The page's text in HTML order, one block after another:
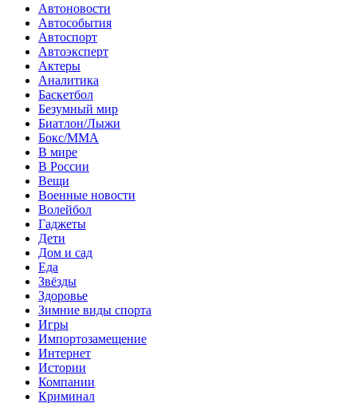
Автоновости
Автособытия
Автоспорт
Автоэксперт
Актеры
Аналитика
Баскетбол
Безумный мир
Биатлон/Лыжи
Бокс/MMA
В мире
В России
Вещи
Военные новости
Волейбол
Гаджеты
Дети
Дом и сад
Еда
Звёзды
Здоровье
Зимние виды спорта
Игры
Импортозамещение
Интернет
Истории
Компании
Криминал